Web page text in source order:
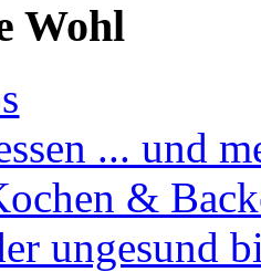
Wohl
... und
&
ungesund